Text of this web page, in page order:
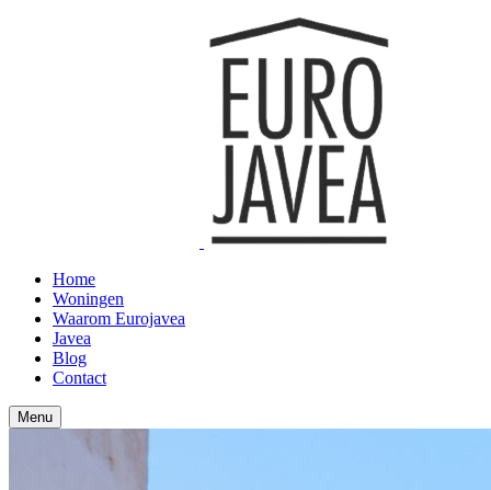
Home
Woningen
Waarom Eurojavea
Javea
Blog
Contact
Menu